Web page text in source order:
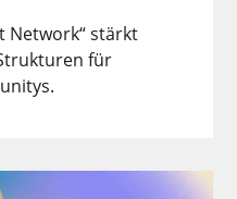
Network“ stärkt
für